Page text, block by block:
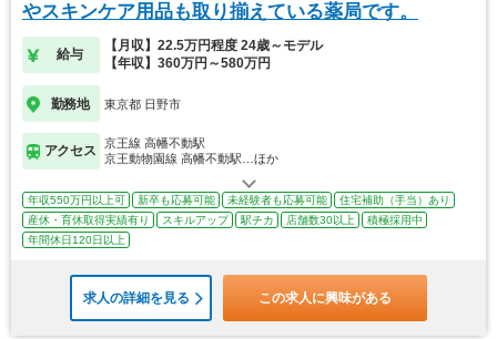
やスキンケア用品も取り揃えている薬局です。
給与
【月収】22.5万円程度 24歳～モデル
【年収】360万円～580万円
勤務地 東京都 日野市
アクセス
京王線 高幡不動駅
京王動物園線 高幡不動駅…ほか
年収550万円以上可 新卒も応募可能 未経験者も応募可能
住宅補助（手当）あり
産休・育休取得実績有り
スキルアップ 駅チカ 店舗数30以上
積極採用中
年間休日120日以上
求人の詳細を見る この求人に興味がある